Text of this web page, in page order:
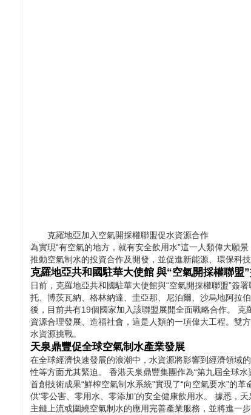
克羅地亞加入空氣開採權聯盟促水資源合作
為實現“有空氣的地方，就有安全飲用水”這一人類偉大願
推動空氣制水的投資合作及開發，並促進新能源、環保科
克羅地亞共和國駐華大使館 與“空氣開採權聯盟
日前，克羅地亞共和國駐華大使館與“空氣開採權聯盟”簽
托、博茨瓦納、格林納達、圭亞那、尼泊爾、沙烏地阿拉
後，目前共有19個國家加入該聯盟展開全面戰略合作。
資源合理發展、造福社會，這是人類的一項偉大工程。雙
水資源挑戰。
天泉鼎豐促全球空氣制水產業發展
在全球經濟快速發展的浪潮中，水資源將影響到經濟領域
性等方面尤其緊迫。 香港天泉鼎豐集團作為“第九屆全球
首創技術成果“鮮榨空氣制水系統”實現了“向空氣要水”的
供‘零公害、零用水、零添加’的安全健康飲用水。 據悉，
主鏈上流或圍繞空氣制水的應用完善產業服務，並將進一